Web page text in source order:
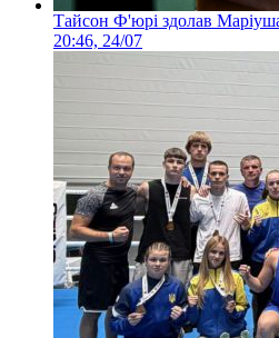
Тайсон Ф'юрі здолав
20:46, 24/07